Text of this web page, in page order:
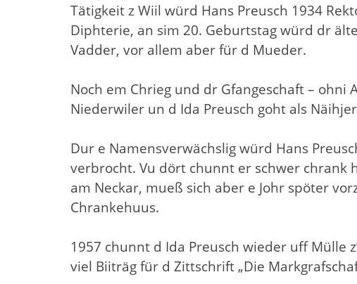
Tätigkeit z Wiil würd Hans Preusch 1934
Diphterie, an sim 20. Geburtstag würd dr
Vadder, vor allem aber für d Mueder.
Noch em Chrieg und dr Gfangeschaft – ohni
Niederwiler un d Ida Preusch goht als
Dur e Namensverwächslig würd Hans
verbrocht. Vu dört chunnt er schwer chrank
am Neckar, mueß sich aber e Johr spöter
Chrankehuus.
1957 chunnt d Ida Preusch wieder uff Mülle
viel Biiträg für d Zittschrift „Die